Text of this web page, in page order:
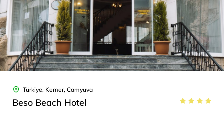
Türkiye, Kemer, Camyuva
Beso Beach Hotel